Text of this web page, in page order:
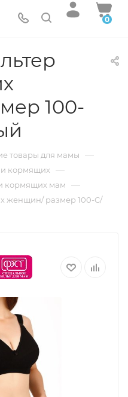
0
100-
товары для мамы —
кормящих —
кормящих мам —
женщин/ размер 100-C/